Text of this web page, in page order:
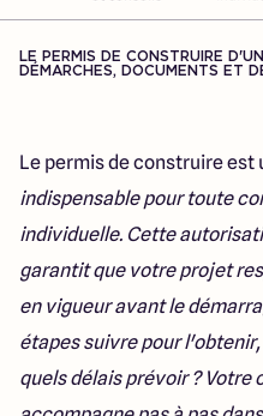
Qui sommes-
Rejoindre notre réseau
LE PERMIS DE CONSTRUIRE
DÉMARCHES, DOCUMENTS ET
Le permis de construire
indispensable pour toute
individuelle. Cette
garantit que votre projet
en vigueur avant le
étapes suivre pour
quels délais prévoir ?